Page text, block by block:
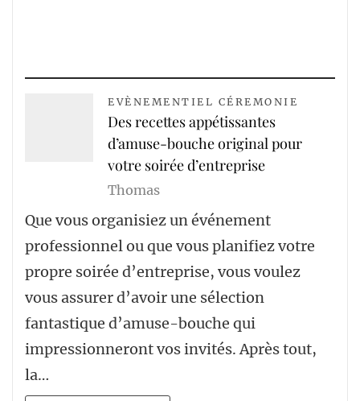
EVÈNEMENTIEL CÉREMONIE
Des recettes appétissantes
d’amuse-bouche original pour
votre soirée d’entreprise
Thomas
Que vous organisiez un événement
professionnel ou que vous planifiez votre
propre soirée d’entreprise, vous voulez
vous assurer d’avoir une sélection
fantastique d’amuse-bouche qui
impressionneront vos invités. Après tout,
la…